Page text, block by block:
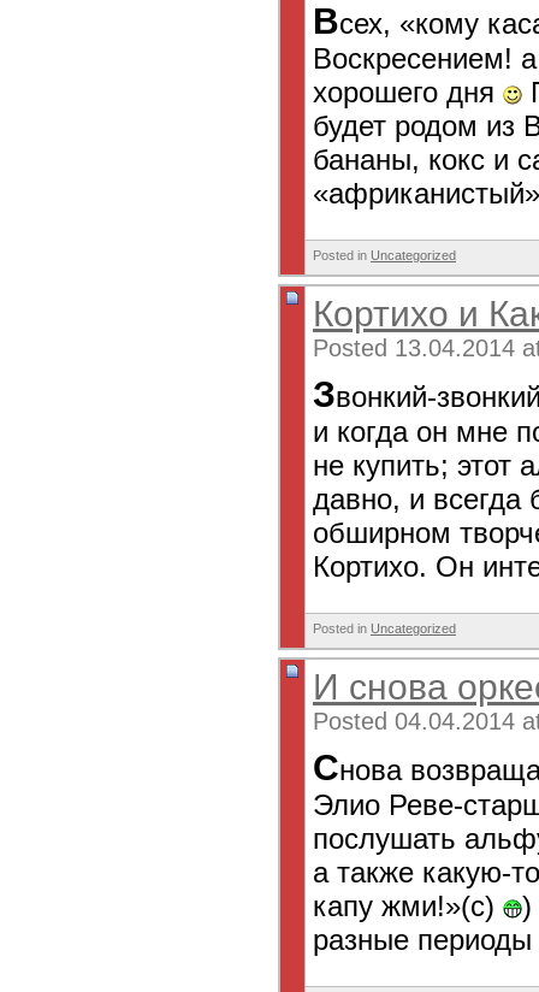
Всех, «кому
Воскресением!
хорошего дня
будет родом из
бананы, кокс и
Posted in Uncategorized
Кортихо и
Posted 13.04.2014
Звонкий-
и когда он мне
не купить; этот
давно, и
обширном
Кортихо. Он
Posted in Uncategorized
И снова
Posted 04.04.2014
Снова
Элио Реве-
послушать
а также какую-
капу жми!»(с)
)
разные периоды